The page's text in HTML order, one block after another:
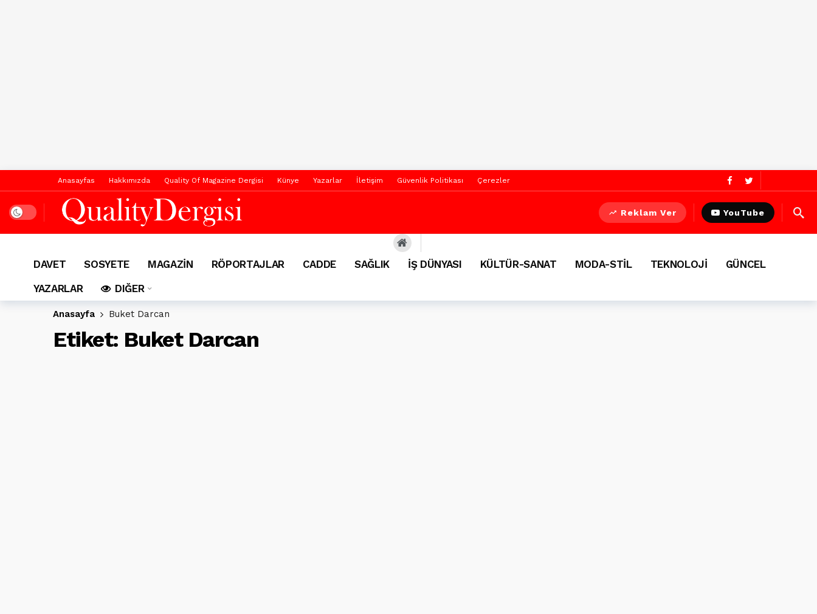
Anasayfas Hakkımızda Quality Of Magazine Dergisi Künye Yazarlar İletişim Güvenlik Politikası Çerezler
Dark mode Reklam Ver YouTube
DAVET SOSYETE MAGAZİN RÖPORTAJLAR CADDE SAĞLIK İŞ DÜNYASI KÜLTÜR-SANAT MODA-STİL TEKNOLOJİ
GÜNCEL
YAZARLAR
DIĞER
Anasayfa Buket Darcan
Etiket: Buket Darcan